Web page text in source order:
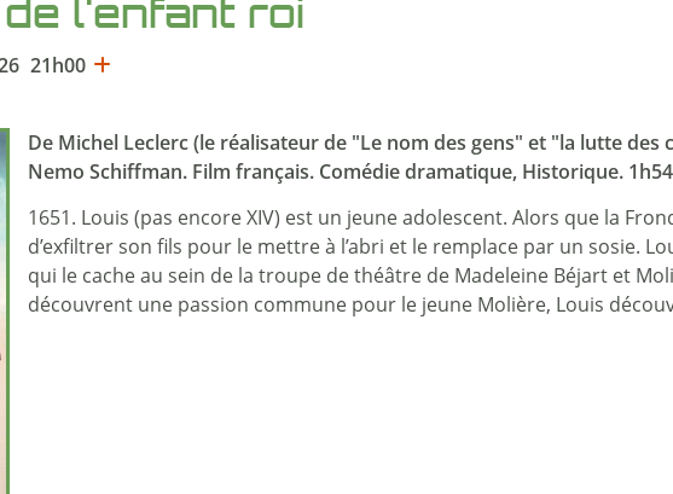
l'enfant roi
21h00
De Michel Leclerc (le réalisateur de "Le nom des gens" et "la lutte des
Nemo Schiffman. Film français. Comédie dramatique, Historique.
1651. Louis (pas encore XIV) est un jeune adolescent. Alors que la
d’exfiltrer son fils pour le mettre à l’abri et le remplace par un sosie.
qui le cache au sein de la troupe de théâtre de Madeleine Béjart et
découvrent une passion commune pour le jeune Molière, Louis